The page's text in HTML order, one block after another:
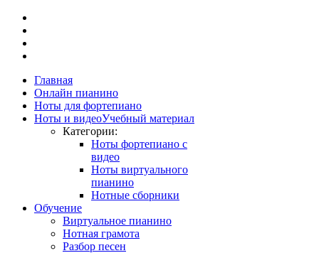
Главная
Онлайн пианино
Ноты для фортепиано
Ноты и видеоУчебный материал
Категории:
Ноты фортепиано с
видео
Ноты виртуального
пианино
Нотные сборники
Обучение
Виртуальное пианино
Нотная грамота
Разбор песен